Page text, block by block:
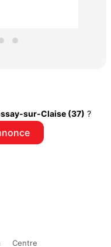
sur-Claise (37) ?
Centre